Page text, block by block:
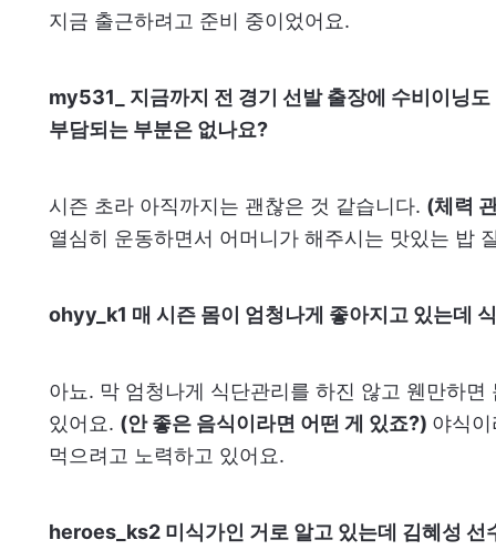
지금 출근하려고 준비 중이었어요.
my531_ 지금까지 전 경기 선발 출장에 수비이닝
부담되는 부분은 없나요?
시즌 초라 아직까지는 괜찮은 것 같습니다. (체력
열심히 운동하면서 어머니가 해주시는 맛있는 밥
ohyy_k1 매 시즌 몸이 엄청나게 좋아지고 있는데
아뇨. 막 엄청나게 식단관리를 하진 않고 웬만하
있어요. (안 좋은 음식이라면 어떤 게 있죠?) 야식
먹으려고 노력하고 있어요.
heroes_ks2 미식가인 거로 알고 있는데 김혜성 선